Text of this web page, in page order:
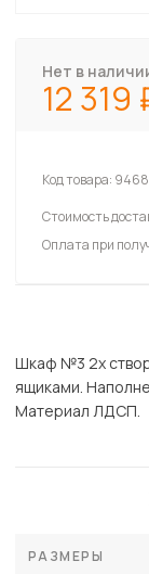
Нет в
12 319
Код товара:
Стоимость
Оплата при
Шкаф №3 2х
ящиками.
Материал ЛДСП.
РАЗМЕРЫ